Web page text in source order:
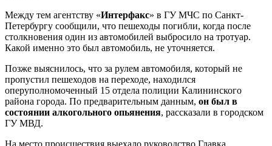
Между тем агентству «Интерфакс» в ГУ МЧС по Санкт-
Петербургу сообщили, что пешеходы погибли, когда после
столкновения один из автомобилей выбросило на тротуар.
Какой именно это был автомобиль, не уточняется.
Позже выяснилось, что за рулем автомобиля, который не
пропустил пешеходов на переходе, находился
оперуполномоченный 15 отдела полиции Калининского
района города. По предварительным данным, он был в
состоянии алкогольного опьянения, рассказали в городском
ГУ МВД.
На место происшествия выехало руководство Главка.